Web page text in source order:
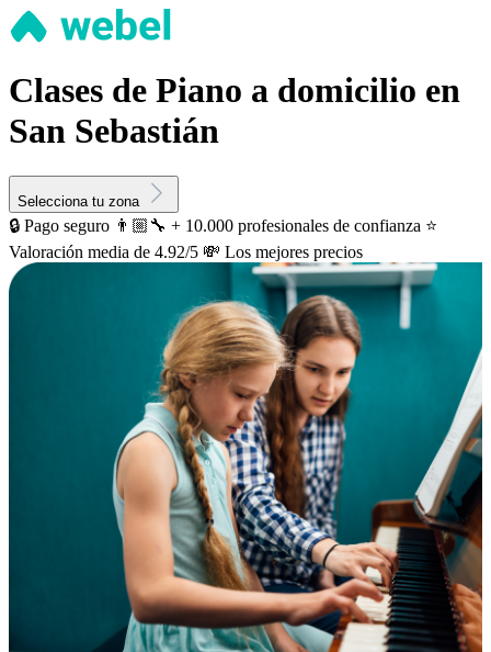
Clases de Piano a domicilio en
San Sebastián
Selecciona tu zona
🔒 Pago seguro 👨🏼‍🔧 + 10.000 profesionales de confianza ⭐️
Valoración media de 4.92/5 💸 Los mejores precios